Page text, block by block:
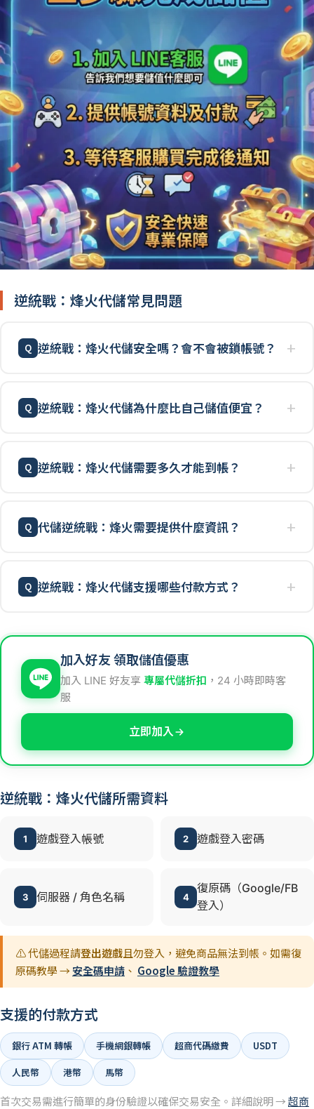
逆統戰：烽火代儲常見問題
逆統戰：烽火代儲安全嗎？會不會被鎖帳號？
逆統戰：烽火代儲為什麼比自己儲值便宜？
逆統戰：烽火代儲需要多久才能到帳？
代儲逆統戰：烽火需要提供什麼資訊？
逆統戰：烽火代儲支援哪些付款方式？
加入好友 領取儲值優惠
加入 LINE 好友享 專屬代儲折扣 ，24 小時即時客
服
立即加入
逆統戰：烽火代儲所需資料
1 遊戲登入帳號 2 遊戲登入密碼
3 伺服器 / 角色名稱 4
復原碼（Google/FB
登入）
⚠️ 代儲過程請登出遊戲且勿登入，避免商品無法到帳。如需復
原碼教學 →安全碼申請 、 Google 驗證教學
支援的付款方式
銀行 ATM 轉帳 手機網銀轉帳 超商代碼繳費
USDT
人民幣
港幣 馬幣
首次交易需進行簡單的身份驗證以確保交易安全。詳細說明 →超商